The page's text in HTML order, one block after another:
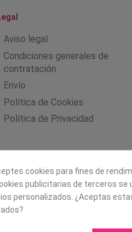
Aviso legal
Condiciones generales de
contratación
Envío
Política de Cookies
Política de Privacidad
cookies para fines de
publicitarias de terceros
personalizados. ¿Aceptas